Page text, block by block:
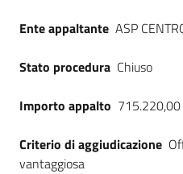
Ente appaltante ASP
Stato procedura Chiuso
Importo appalto
Criterio di aggiudicazione
vantaggiosa